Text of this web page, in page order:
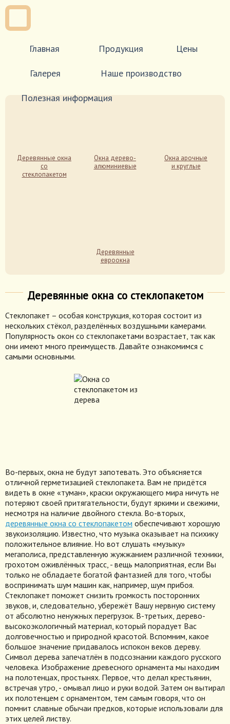
Главная Продукция
Фурнитура
Цены
Галерея Наше производство
Полезная информация
Нормативные документы
Деревянные окна
со
стеклопакетом
Окна дерево-
алюминиевые
Окна арочные
и круглые
Деревянные
евроокна
Деревянные окна со стеклопакетом
Стеклопакет – особая конструкция, которая состоит из
нескольких стёкол, разделённых воздушными камерами.
Популярность окон со стеклопакетами возрастает, так как
они имеют много преимуществ. Давайте ознакомимся с
самыми основными.
Во-первых, окна не будут запотевать. Это объясняется
отличной герметизацией стеклопакета. Вам не придётся
видеть в окне «туман», краски окружающего мира ничуть не
потеряют своей притягательности, будут яркими и свежими,
несмотря на наличие двойного стекла. Во-вторых,
деревянные окна со стеклопакетом обеспечивают хорошую
звукоизоляцию. Известно, что музыка оказывает на психику
положительное влияние. Но вот слушать «музыку»
мегаполиса, представленную жужжанием различной техники,
грохотом оживлённых трасс, - вещь малоприятная, если Вы
только не обладаете богатой фантазией для того, чтобы
воспринимать шум машин как, например, шум прибоя.
Стеклопакет поможет снизить громкость посторонних
звуков, и, следовательно, убережёт Вашу нервную систему
от абсолютно ненужных перегрузок. В-третьих, дерево-
высокоэкологичный материал, который порадует Вас
долговечностью и природной красотой. Вспомним, какое
большое значение придавалось испокон веков дереву.
Символ дерева запечатлён в подсознании каждого русского
человека. Изображение древесного орнамента мы находим
на полотенцах, простынях. Первое, что делал крестьянин,
встречая утро, - омывал лицо и руки водой. Затем он вытирал
их полотенцем с орнаментом, тем самым говоря, что он
помнит славные обычаи предков, которые использовали для
этих целей листву.